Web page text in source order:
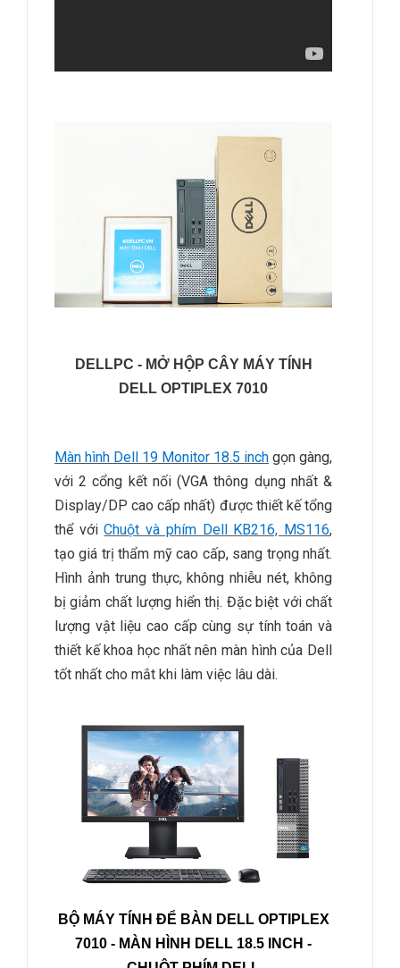
DELLPC - MỞ HỘP CÂY MÁY TÍNH
DELL OPTIPLEX 7010
Màn hình Dell 19 Monitor 18.5 inch gọn gàng,
với 2 cổng kết nối (VGA thông dụng nhất &
Display/DP cao cấp nhất) được thiết kế tổng
thể vớiChuột và phím Dell KB216, MS116,
tạo giá trị thẩm mỹ cao cấp, sang trọng nhất.
Hình ảnh trung thực, không nhiễu nét, không
bị giảm chất lượng hiển thị. Đặc biệt với chất
lượng vật liệu cao cấp cùng sự tính toán và
thiết kế khoa học nhất nên màn hình của Dell
tốt nhất cho mắt khi làm việc lâu dài.
BỘ MÁY TÍNH ĐỂ BÀN DELL OPTIPLEX
7010 - MÀN HÌNH DELL 18.5 INCH -